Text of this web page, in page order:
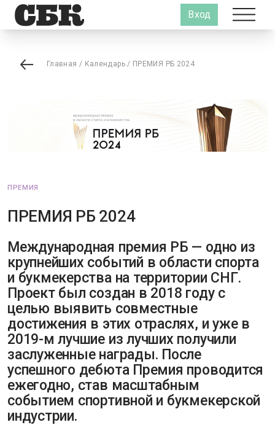
Вход
Главная / Календарь/ ПРЕМИЯ РБ 2024
ПРЕМИЯ
ПРЕМИЯ РБ 2024
Международная премия РБ — одно из
крупнейших событий в области спорта
и букмекерства на территории СНГ.
Проект был создан в 2018 году с
целью выявить совместные
достижения в этих отраслях, и уже в
2019-м лучшие из лучших получили
заслуженные награды. После
успешного дебюта Премия проводится
ежегодно, став масштабным
событием спортивной и букмекерской
индустрии.